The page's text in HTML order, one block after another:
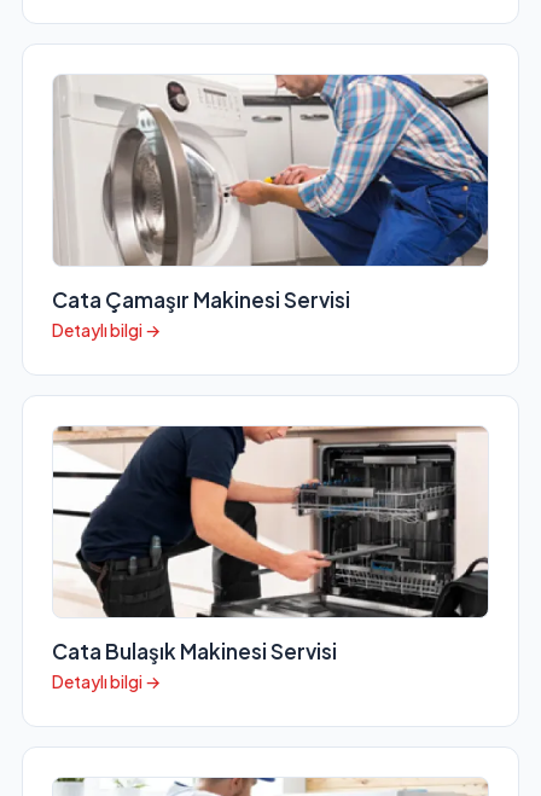
Cata Çamaşır Makinesi Servisi
Detaylı bilgi →
Cata Bulaşık Makinesi Servisi
Detaylı bilgi →